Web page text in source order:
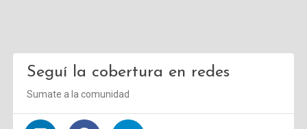
Seguí la cobertura en redes
Sumate a la comunidad